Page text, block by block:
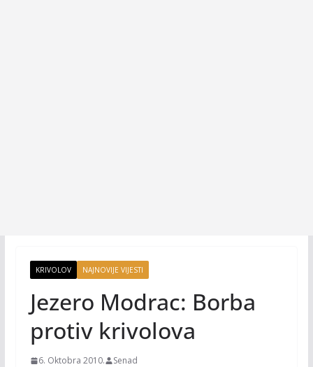
KRIVOLOV NAJNOVIJE VIJESTI
Jezero Modrac: Borba
protiv krivolova
6. Oktobra 2010. Senad